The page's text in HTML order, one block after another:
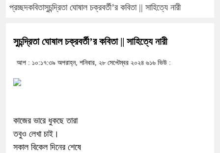
প্রচ্ছদকবিতাসুচন্দ্রিতা ঘোষাল চক্রবর্তী’র কবিতা || সাহিত্যে নারী
সুচন্দ্রিতা ঘোষাল চক্রবর্তী’র কবিতা || সাহিত্যে নারী
আপ : ১০:১৭:৩৯ অপরাহ্ন, শনিবার, ২৮ সেপ্টেম্বর ২০২৪ ৬১৬ ভিউ :
কাজের ভারে ধুকছে তারা
তবুও লেখা চাই।
সকাল বিকেল দিনের শেষে